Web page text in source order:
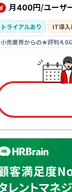
月400円/ユーザ
トライアルあり IT導入
小売業界からの★評判4.0